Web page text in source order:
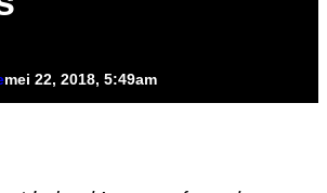
mei 22, 2018, 5:49am